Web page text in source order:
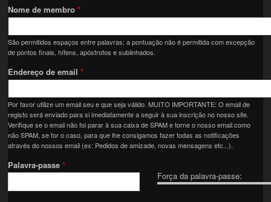
Nome de membro*
São permitidos espaços entre palavras; a pontuação não é permitida com excepção
de pontos finais, hífens, apóstrofos e sublinhados.
Endereço de email*
Por favor utilize um email seu e que seja válido. MUITO IMPORTANTE: O email de
registo será enviado para si imediatamente a seguir à sua inscrição no nosso site.
Verifique se o email não foi parar à sua caixa de SPAM e torne o nosso email como
não SPAM, se for o caso, para que lhe consigamos fazer todas as notificações
através do nossos email (ex: Pedidos de amizade, novas mensagens etc...).
Força da palavra-passe:
Palavra-passe*